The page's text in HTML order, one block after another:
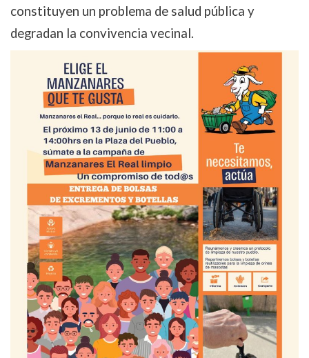
constituyen un problema de salud pública y
degradan la convivencia vecinal.